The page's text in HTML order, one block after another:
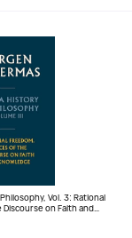
Vol. 3: Rational
on Faith and